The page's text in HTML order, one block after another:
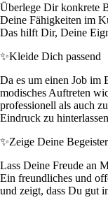
Überlege Dir konkrete
Deine Fähigkeiten im
Das hilft Dir, Deine
✨Kleide Dich passend
Da es um einen Job im
modisches Auftreten
professionell als auch
Eindruck zu
✨Zeige Deine
Lass Deine Freude an
Ein freundliches und
und zeigt, dass Du gut